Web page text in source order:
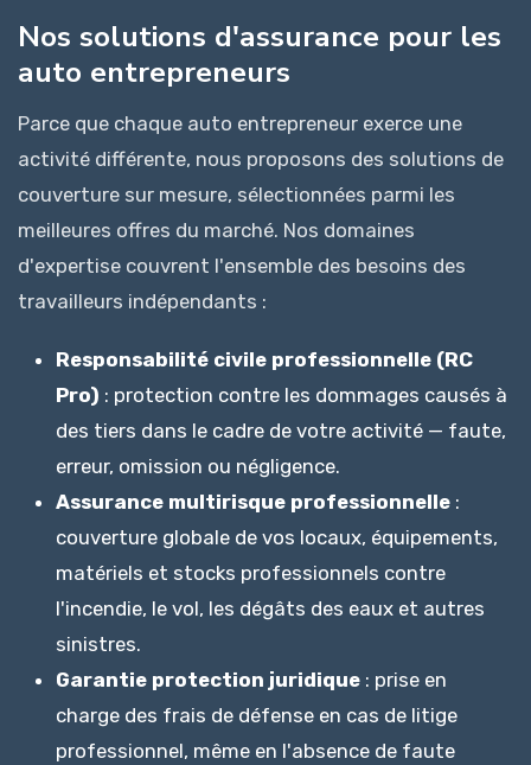
Nos solutions d'assurance pour les
auto entrepreneurs
Parce que chaque auto entrepreneur exerce une
activité différente, nous proposons des solutions de
couverture sur mesure, sélectionnées parmi les
meilleures offres du marché. Nos domaines
d'expertise couvrent l'ensemble des besoins des
travailleurs indépendants :
Responsabilité civile professionnelle (RC
Pro) : protection contre les dommages causés à
des tiers dans le cadre de votre activité — faute,
erreur, omission ou négligence.
Assurance multirisque professionnelle :
couverture globale de vos locaux, équipements,
matériels et stocks professionnels contre
l'incendie, le vol, les dégâts des eaux et autres
sinistres.
Garantie protection juridique : prise en
charge des frais de défense en cas de litige
professionnel, même en l'absence de faute